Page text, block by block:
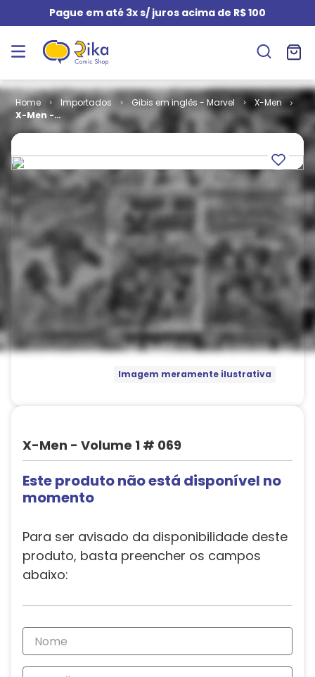
Pague em até 3x s/ juros acima de R$ 100
Importados Gibis em inglês - Marvel
X-Men
X-Men -
Volume 1 #
Imagem meramente ilustrativa
X-Men - Volume 1 # 069
Este produto não está disponível no
momento
Para ser avisado da disponibilidade deste
produto, basta preencher os campos
abaixo: